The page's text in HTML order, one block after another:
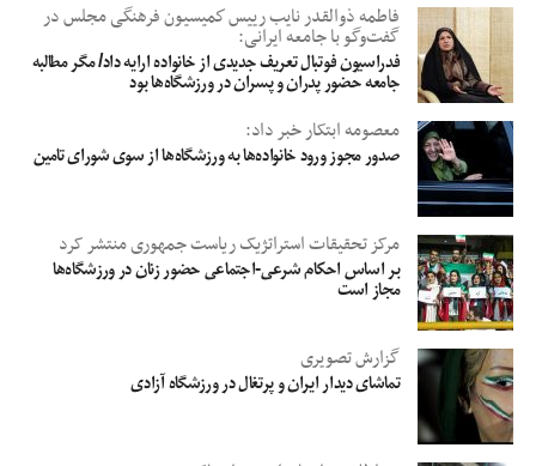
فاطمه ذوالقدر نايب رييس كميسيون فرهنگی مجلس در
گفت‌وگو با جامعه ایرانی:
فدراسیون فوتبال تعریف جدیدی از خانواده ارایه داد/ مگر مطالبه
جامعه حضور پدران و پسران در ورزشگاه‌ها بود
معصومه ابتکار خبر داد:
صدور مجوز ورود خانواده‌ها به ورزشگاه‌ها از سوی شورای تامین
مرکز تحقیقات استراتژیک ریاست جمهوری منتشر کرد
بر اساس احکام شرعی-اجتماعی حضور زنان در ورزشگاه‌ها
مجاز است
گزارش تصویری
تماشای دیدار ایران و پرتغال در ورزشگاه آزادی